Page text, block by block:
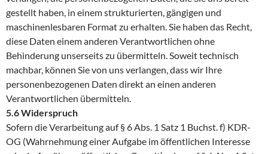
gestellt haben, in einem strukturierten, gängigen und
maschinenlesbaren Format zu erhalten. Sie haben das Recht,
diese Daten einem anderen Verantwortlichen ohne
Behinderung unserseits zu übermitteln. Soweit technisch
machbar, können Sie von uns verlangen, dass wir Ihre
personenbezogenen Daten direkt an einen anderen
Verantwortlichen übermitteln.
5.6 Widerspruch
Sofern die Verarbeitung auf § 6 Abs. 1 Satz 1 Buchst. f) KDR-
OG (Wahrnehmung einer Aufgabe im öffentlichen Interesse